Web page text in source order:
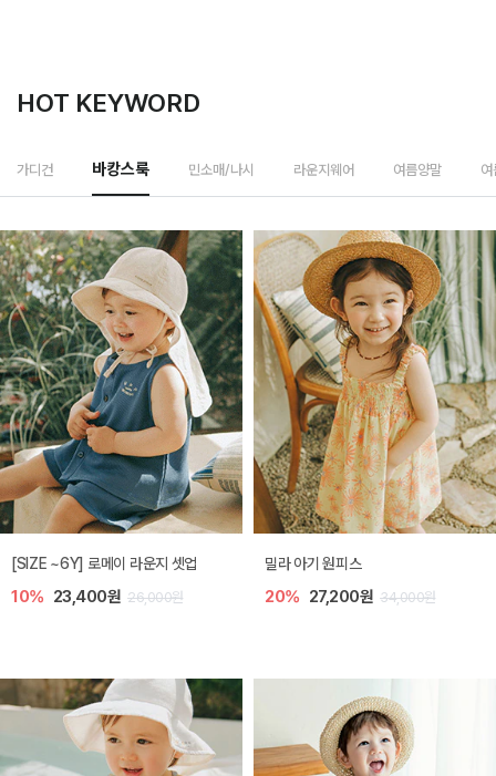
HOT KEYWORD
가디건 바캉스룩 민소매/나시 라운지웨어 여름양말
엘리오 아기 블라우스
20% 21,600원 27,000원
엘로디 니트 아기 뷔스티에
20% 21,600원 27,000원